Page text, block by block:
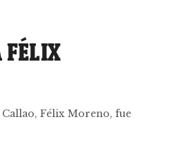
FÉLIX
Félix Moreno, fue